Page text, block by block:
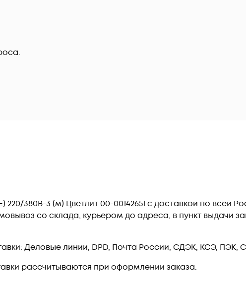
220/380В-3 (м) Цветлит 00-00142651 c доставкой по
со склада, курьером до адреса, в пункт выдачи
Деловые линии, DPD, Почта России, СДЭК, КСЭ, ПЭК,
рассчитываются при оформлении заказа.